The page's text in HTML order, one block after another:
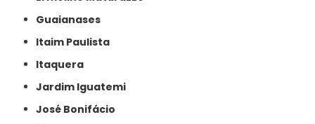
Guaianases
Itaim Paulista
Itaquera
Jardim Iguatemi
José Bonifácio